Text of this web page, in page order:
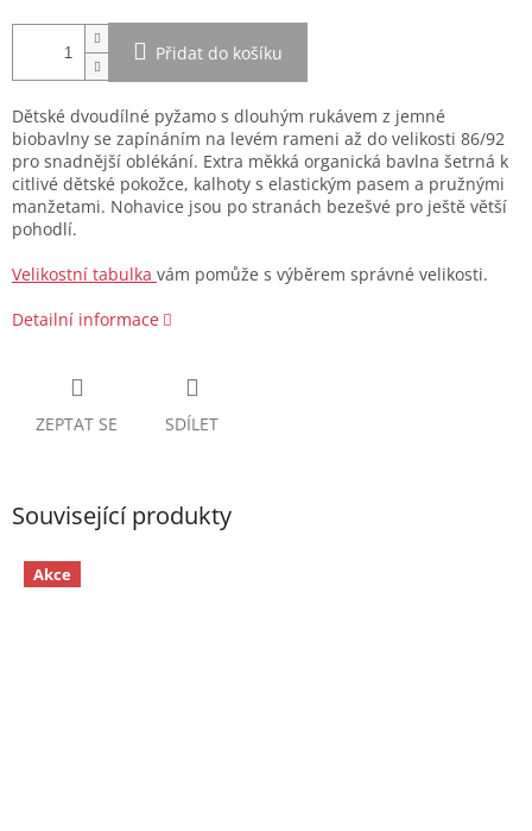
Přidat do košíku
Dětské dvoudílné pyžamo s dlouhým rukávem z jemné
biobavlny se zapínáním na levém rameni až do velikosti 86/92
pro snadnější oblékání. Extra měkká organická bavlna šetrná k
citlivé dětské pokožce, kalhoty s elastickým pasem a pružnými
manžetami. Nohavice jsou po stranách bezešvé pro ještě větší
pohodlí.
Velikostní tabulka vám pomůže s výběrem správné velikosti.
Detailní informace
ZEPTAT SE SDÍLET
Související produkty
Akce